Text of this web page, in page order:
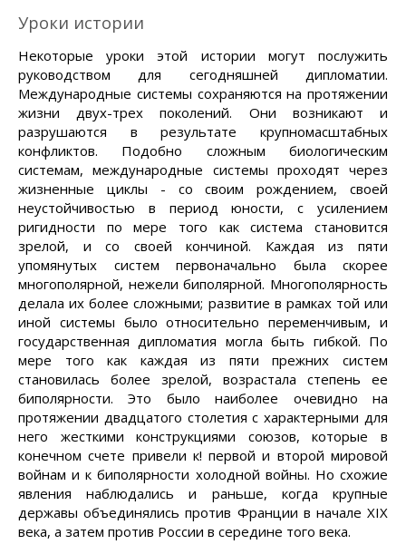
Уроки истории
Некоторые уроки этой истории могут послужить
руководством для сегодняшней дипломатии.
Международные системы сохраняются на протяжении
жизни двух-трех поколений. Они возникают и
разрушаются в результате крупномасштабных
конфликтов. Подобно сложным биологическим
системам, международные системы проходят через
жизненные циклы - со своим рождением, своей
неустойчивостью в период юности, с усилением
ригидности по мере того как система становится
зрелой, и со своей кончиной. Каждая из пяти
упомянутых систем первоначально была скорее
многополярной, нежели биполярной. Многополярность
делала их более сложными; развитие в рамках той или
иной системы было относительно переменчивым, и
государственная дипломатия могла быть гибкой. По
мере того как каждая из пяти прежних систем
становилась более зрелой, возрастала степень ее
биполярности. Это было наиболее очевидно на
протяжении двадцатого столетия с характерными для
него жесткими конструкциями союзов, которые в
конечном счете привели к! первой и второй мировой
войнам и к биполярности холодной войны. Но схожие
явления наблюдались и раньше, когда крупные
державы объединялись против Франции в начале XIX
века, а затем против России в середине того века.